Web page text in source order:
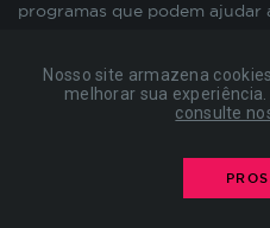
Nosso site armazena
melhorar sua experiência.
consulte
programas que podem ajudar
uma iniciativa de aceleração
focadas na criação de
Estes cookies são
compor um perfil sobre
disso, mostrar anúncios
outros sites. As